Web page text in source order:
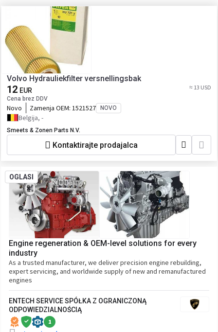
Volvo Hydrauliekfilter versnellingsbak
12 EUR
Cena brez DDV
≈ 13 USD
Novo Zamenja OEM: 1521527 NOVO
Belgija, -
Smeets & Zonen Parts N.V.
Kontaktirajte prodajalca
OGLASI
Engine regeneration & OEM-level solutions for every
industry
As a trusted manufacturer, we deliver precision engine rebuilding,
expert servicing, and worldwide supply of new and remanufactured
engines
ENTECH SERVICE SPÓŁKA Z OGRANICZONĄ
ODPOWIEDZIALNOŚCIĄ
1